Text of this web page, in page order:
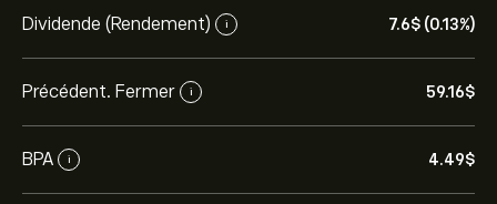
Dividende (Rendement) i 7.6‎$‎ (0.13%)
Précédent. Fermer i 59.16‎$‎
BPA i 4.49‎$‎